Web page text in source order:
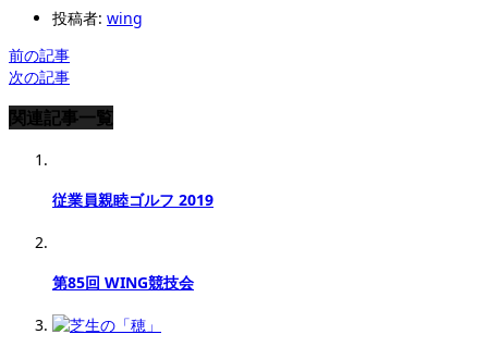
投稿者: wing
前の記事
次の記事
関連記事一覧
従業員親睦ゴルフ 2019
第85回 WING競技会